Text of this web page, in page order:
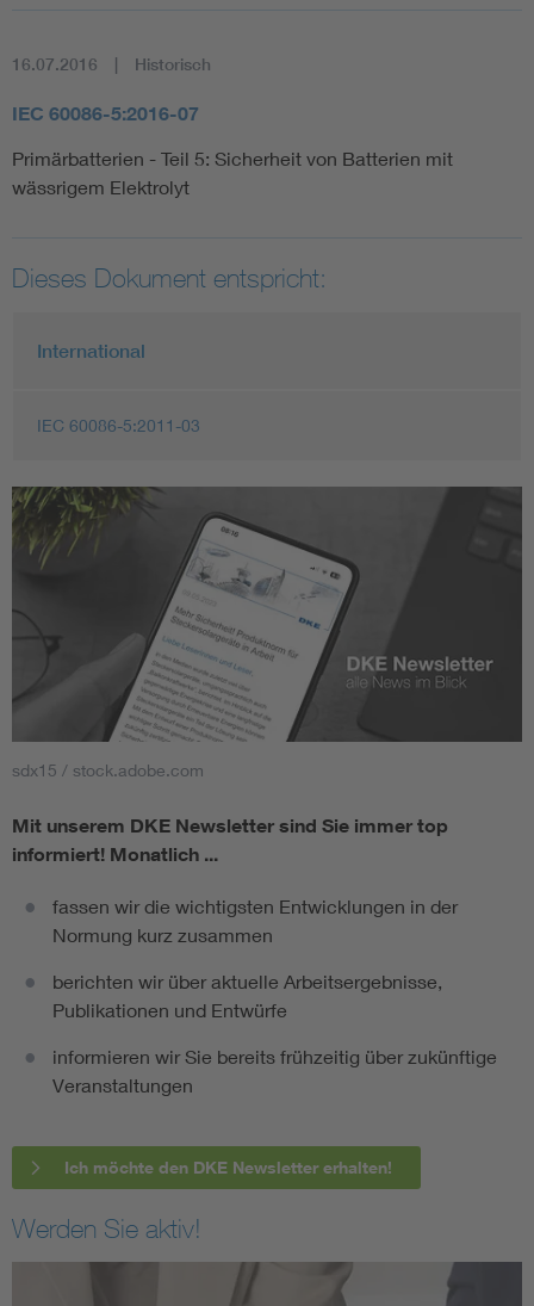
16.07.2016 Historisch
IEC 60086-5:2016-07
Primärbatterien - Teil 5: Sicherheit von Batterien mit
wässrigem Elektrolyt
Dieses Dokument entspricht:
International
IEC 60086-5:2011-03
sdx15 / stock.adobe.com
Mit unserem DKE Newsletter sind Sie immer top
informiert! Monatlich ...
fassen wir die wichtigsten Entwicklungen in der
Normung kurz zusammen
berichten wir über aktuelle Arbeitsergebnisse,
Publikationen und Entwürfe
informieren wir Sie bereits frühzeitig über zukünftige
Veranstaltungen
Ich möchte den DKE Newsletter erhalten!
Werden Sie aktiv!